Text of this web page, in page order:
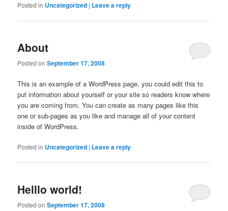
Posted in Uncategorized | Leave a reply
About
Posted onSeptember 17, 2008
This is an example of a WordPress page, you could edit this to
put information about yourself or your site so readers know where
you are coming from. You can create as many pages like this
one or sub-pages as you like and manage all of your content
inside of WordPress.
Posted in Uncategorized | Leave a reply
Helllo world!
Posted onSeptember 17, 2008